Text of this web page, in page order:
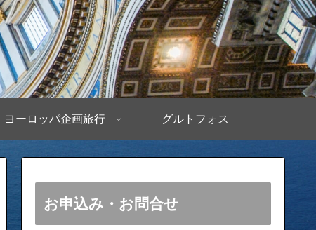
ヨーロッパ企画旅行 グルトフォス
お申込み・お問合せ